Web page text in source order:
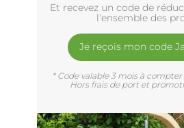
Et recevez un code de
l'ensemble des
Je reçois mon code
* Code valable 3 mois à compter
Hors frais de port et